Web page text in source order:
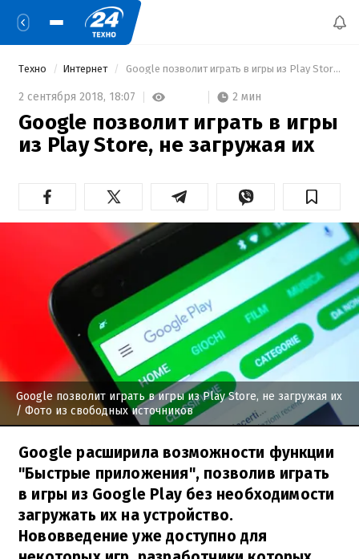
Техно Интернет Google позволит играть в игры из Play Store, не загружая их
2 сентября 2018, 18:07 2 мин
Google позволит играть в игры
из Play Store, не загружая их
Google позволит играть в игры из Play Store, не загружая их
/ Фото из свободных источников
Google расширила возможности функции
"Быстрые приложения", позволив играть
в игры из Google Play без необходимости
загружать их на устройство.
Нововведение уже доступно для